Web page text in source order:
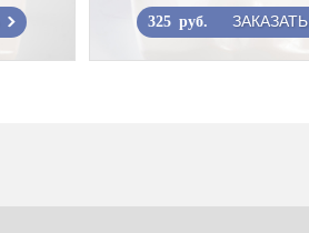
325 руб. ЗАКАЗАТЬ